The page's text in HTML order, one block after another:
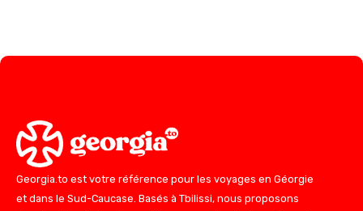
Georgia.to est votre référence pour les voyages en Géorgie
et dans le Sud-Caucase. Basés à Tbilissi, nous proposons